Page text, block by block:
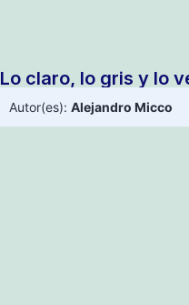
Lo claro, lo gris y lo
Autor(es): Alejandro Micco